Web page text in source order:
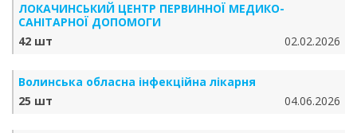
ЛОКАЧИНСЬКИЙ ЦЕНТР ПЕРВИННОЇ МЕДИКО-
САНІТАРНОЇ ДОПОМОГИ
42 шт
02.02.2026
Волинська обласна інфекційна лікарня
25 шт
04.06.2026